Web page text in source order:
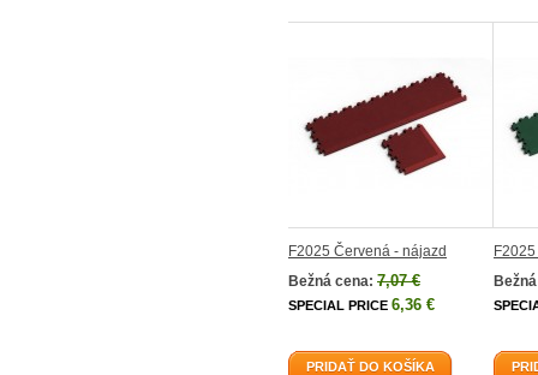
F2025 Červená - nájazd
Bežná cena: 7,07 €
SPECIAL PRICE 6,36 €
PRIDAŤ DO KOŠÍKA